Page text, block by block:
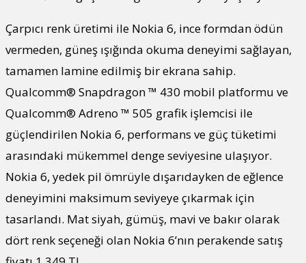
Çarpıcı renk üretimi ile Nokia 6, ince formdan ödün
vermeden, güneş ışığında okuma deneyimi sağlayan,
tamamen lamine edilmiş bir ekrana sahip.
Qualcomm® Snapdragon ™ 430 mobil platformu ve
Qualcomm® Adreno ™ 505 grafik işlemcisi ile
güçlendirilen Nokia 6, performans ve güç tüketimi
arasındaki mükemmel denge seviyesine ulaşıyor.
Nokia 6, yedek pil ömrüyle dışarıdayken de eğlence
deneyimini maksimum seviyeye çıkarmak için
tasarlandı. Mat siyah, gümüş, mavi ve bakır olarak
dört renk seçeneği olan Nokia 6’nın perakende satış